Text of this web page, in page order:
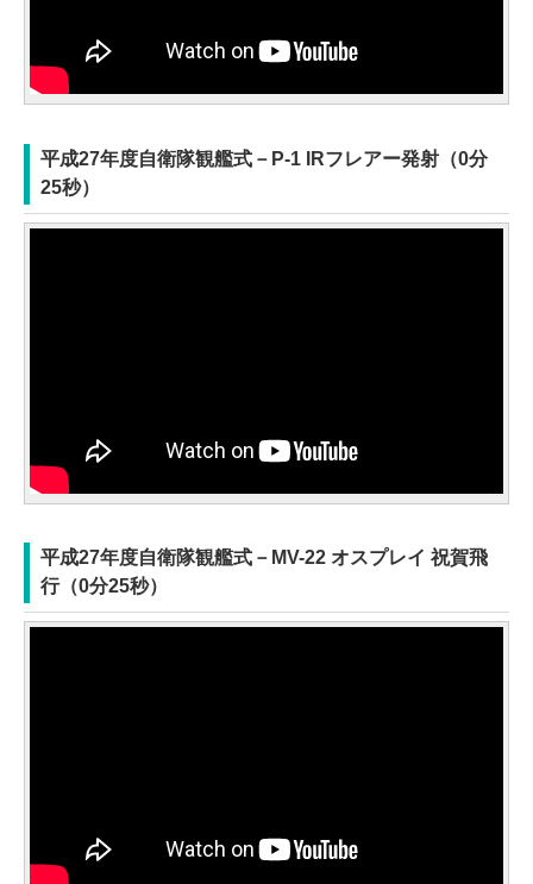
平成27年度自衛隊観艦式－P-1 IRフレアー発射（0分
25秒）
平成27年度自衛隊観艦式－MV-22 オスプレイ 祝賀飛
行（0分25秒）